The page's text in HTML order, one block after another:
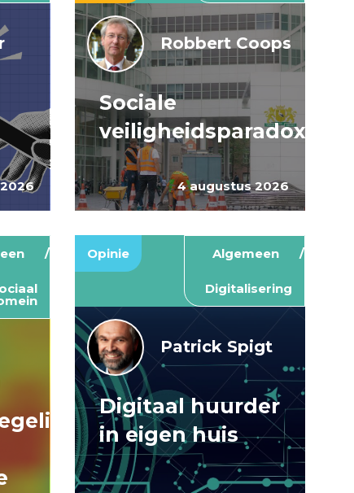
4 augustus 2026
Robbert Coops
Sociale
veiligheidsparadox
Opinie Algemeen
Digitalisering
Patrick Spigt
Digitaal huurder
in eigen huis